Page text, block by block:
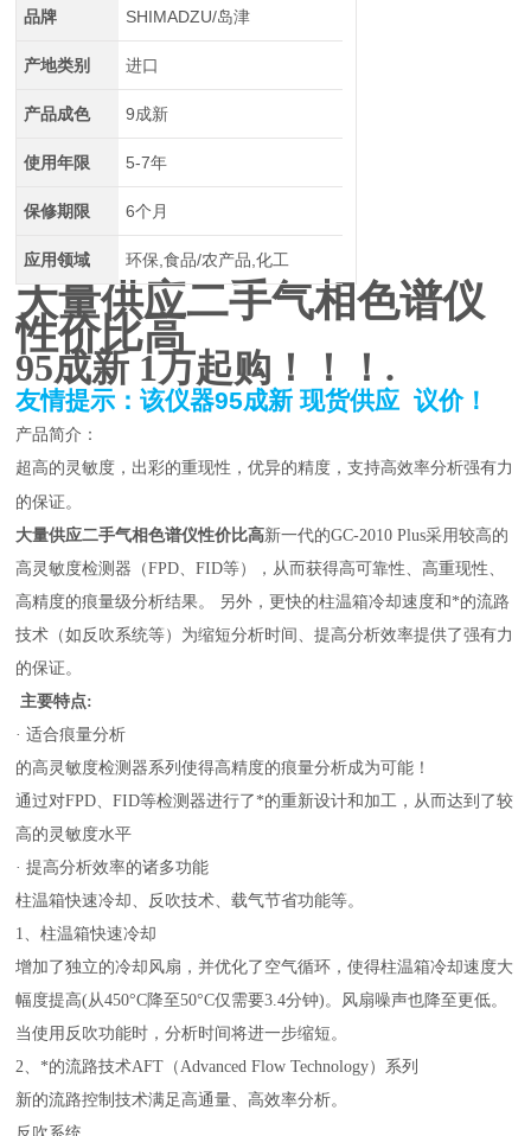
品牌 SHIMADZU/岛津
产地类别 进口
产品成色 9成新
使用年限 5-7年
保修期限 6个月
应用领域 环保,食品/农产品,化工
大量供应二手气相色谱仪
性价比高
95成新 1万起购！！！.
友情提示：该仪器95成新 现货供应 议价！
产品简介：
超高的灵敏度，出彩的重现性，优异的精度，支持高效率分析强有力
的保证。
大量供应二手气相色谱仪性价比高新一代的GC-2010 Plus采用较高的
高灵敏度检测器（FPD、FID等），从而获得高可靠性、高重现性、
高精度的痕量级分析结果。 另外，更快的柱温箱冷却速度和*的流路
技术（如反吹系统等）为缩短分析时间、提高分析效率提供了强有力
的保证。
主要特点:
· 适合痕量分析
的高灵敏度检测器系列使得高精度的痕量分析成为可能！
通过对FPD、FID等检测器进行了*的重新设计和加工，从而达到了较
高的灵敏度水平
· 提高分析效率的诸多功能
柱温箱快速冷却、反吹技术、载气节省功能等。
1、柱温箱快速冷却
增加了独立的冷却风扇，并优化了空气循环，使得柱温箱冷却速度大
幅度提高(从450°C降至50°C仅需要3.4分钟)。风扇噪声也降至更低。
当使用反吹功能时，分析时间将进一步缩短。
2、*的流路技术AFT（Advanced Flow Technology）系列
新的流路控制技术满足高通量、高效率分析。